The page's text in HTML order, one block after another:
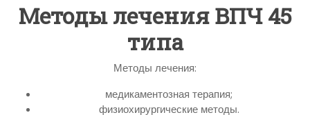
Методы лечения ВПЧ 45
типа
Методы лечения:
медикаментозная терапия;
физиохирургические методы.